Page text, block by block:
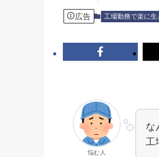
広告 工場勤務で楽に生
悩む人
な
工